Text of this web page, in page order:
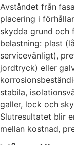
Avståndet från
placering i
skydda grund och
belastning: plast
servicevänligt),
jordtryck) eller
stabila,
galler, lock och
Slutresultatet blir
mellan kostnad,